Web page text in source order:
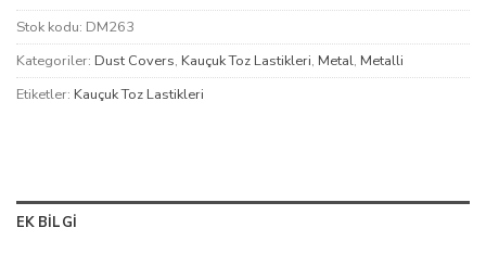
Stok kodu: DM263
Kategoriler: Dust Covers, Kauçuk Toz Lastikleri, Metal, Metalli
Etiketler: Kauçuk Toz Lastikleri
EK BILGI